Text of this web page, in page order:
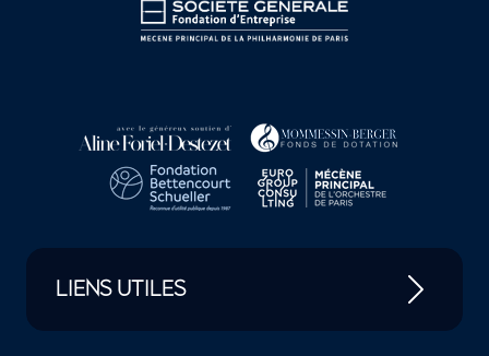
LIENS UTILES